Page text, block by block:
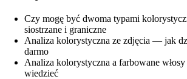
Czy mogę być dwoma typami
siostrzane i graniczne
Analiza kolorystyczna ze zdjęcia — jak
darmo
Analiza kolorystyczna a farbowane
wiedzieć